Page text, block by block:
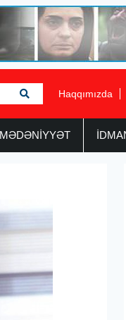
Haqqımızda
MƏDƏNİYYƏT